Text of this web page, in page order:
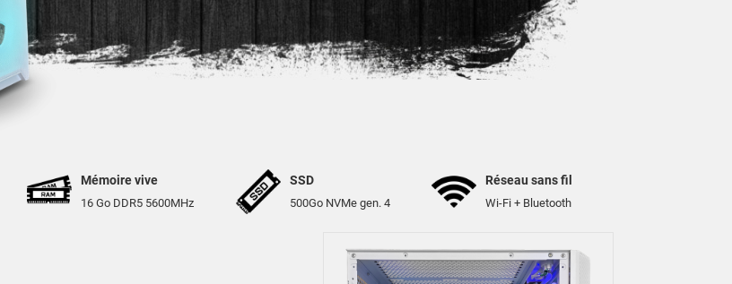
Mémoire vive
16 Go DDR5 5600MHz
SSD
500Go NVMe gen. 4
Réseau sans fil
Wi-Fi + Bluetooth